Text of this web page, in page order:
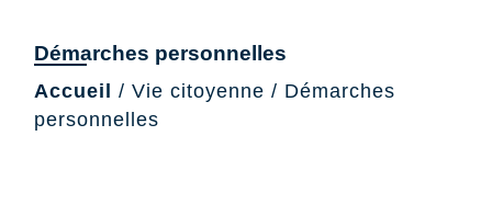
Démarches personnelles
Accueil / Vie citoyenne / Démarches
personnelles